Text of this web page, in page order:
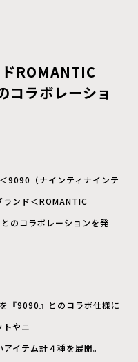
ROMANTIC
コラボレーショ
9090（ナインティナインテ
ランド＜ROMANTIC
のコラボレーションを発
『9090』とのコラボ仕様に
トやニ
イテム計４種を展開。